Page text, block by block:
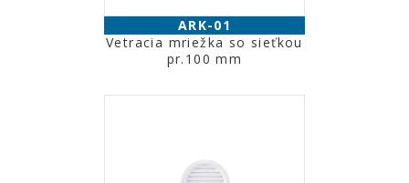
ARK-01
Vetracia mriežka so sieťkou
pr.100 mm